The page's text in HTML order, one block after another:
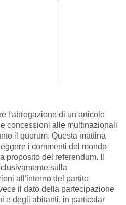
l'abrogazione di un articolo
concessioni alle multinazionali
il quorum. Questa mattina
i commenti del mondo
del referendum. Il
sulla
all'interno del partito
il dato della partecipazione
e degli abitanti, in particolar